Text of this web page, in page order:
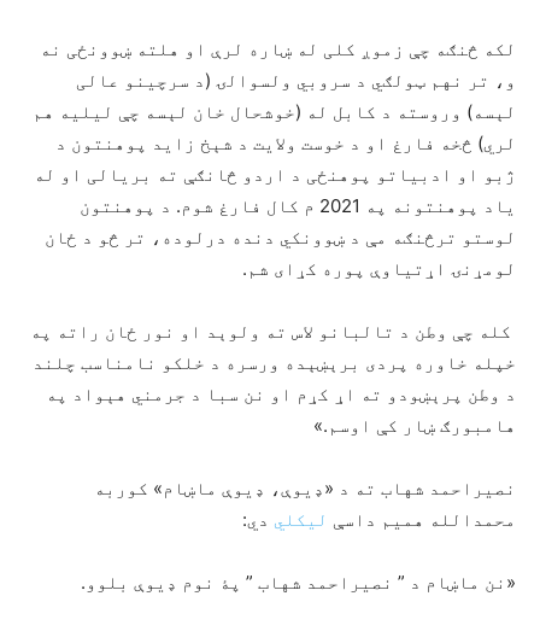
لکه څنګه چې زموږ کلی له ښاره لرې او هلته ښوونځی نه
و، تر نهم ټولګي د سروبي ولسوالۍ (د سرچینو عالی
لېسه) وروسته د کابل له (خوشحال خان لېسه چې لیلیه هم
لري) څخه فارغ او د خوست ولایت د شېخ زاید پوهنتون د
ژبو او ادبیاتو پوهنځی د اردو څانګې ته بریالی او له
یاد پوهنتونه په 2021 م کال فارغ شوم. د پوهنتون
لوستو ترڅنګه مې د ښوونکي دنده درلوده، تر څو د ځان
لومړنۍ اړتیاوې پوره کړای شم.
کله چې وطن د تالبانو لاس ته ولوېد او نور ځان راته په
خپله خاوره پردی برېښېده ورسره د خلکو نامناسب چلند
د وطن پرېښودو ته اړ کړم او نن سبا د جرمني هېواد په
هامبورګ ښار کې اوسم.»
نصیراحمد شهاب ته د «ډیوې، ډیوې ماښام» کوربه
محمدالله همیم داسې لیکلي دي:
«نن ماښام د ” نصیراحمد شهاب ” پۀ نوم ډیوې بلوو.